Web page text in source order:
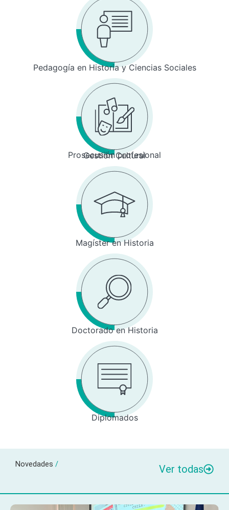
Pedagogía en Historia y Ciencias Sociales
Prosecusión profesional
Gestión Cultural
Magíster en Historia
Doctorado en Historia
Diplomados
Novedades / Ver todas